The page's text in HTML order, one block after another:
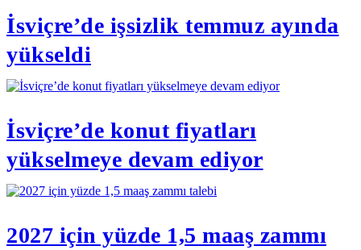
İsviçre’de işsizlik temmuz ayında
yükseldi
İsviçre’de konut fiyatları
yükselmeye devam ediyor
2027 için yüzde 1,5 maaş zammı